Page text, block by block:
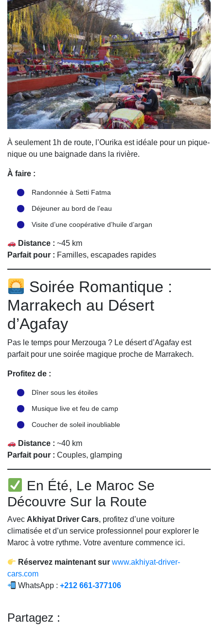
À seulement 1h de route, l’Ourika est idéale pour un pique-
nique ou une baignade dans la rivière.
À faire :
Randonnée à Setti Fatma
Déjeuner au bord de l’eau
Visite d’une coopérative d’huile d’argan
Distance : ~45 km
Parfait pour : Familles, escapades rapides
Soirée Romantique :
Marrakech au Désert
d’Agafay
Pas le temps pour Merzouga ? Le désert d’Agafay est
parfait pour une soirée magique proche de Marrakech.
Profitez de :
Dîner sous les étoiles
Musique live et feu de camp
Coucher de soleil inoubliable
Distance : ~40 km
Parfait pour : Couples, glamping
En Été, Le Maroc Se
Découvre Sur la Route
Avec Akhiyat Driver Cars, profitez d’une voiture
climatisée et d’un service professionnel pour explorer le
Maroc à votre rythme. Votre aventure commence ici.
Réservez maintenant sur www.akhiyat-driver-
cars.com
WhatsApp :+212 661-377106
Partagez :